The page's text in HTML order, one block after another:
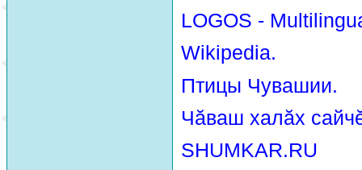
LOGOS -
Wikipedia.
Птицы Чувашии.
Чăваш халăх
SHUMKAR.RU